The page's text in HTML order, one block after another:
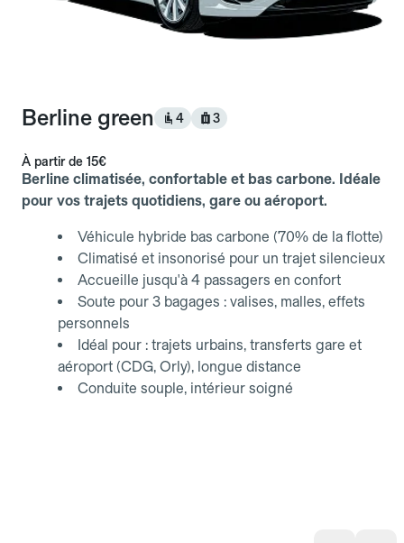
Berline green 4 3
À partir de 15€
Berline climatisée, confortable et bas carbone. Idéale
pour vos trajets quotidiens, gare ou aéroport.
Véhicule hybride bas carbone (70% de la flotte)
Climatisé et insonorisé pour un trajet silencieux
Accueille jusqu'à 4 passagers en confort
Soute pour 3 bagages : valises, malles, effets
personnels
Idéal pour : trajets urbains, transferts gare et
aéroport (CDG, Orly), longue distance
Conduite souple, intérieur soigné